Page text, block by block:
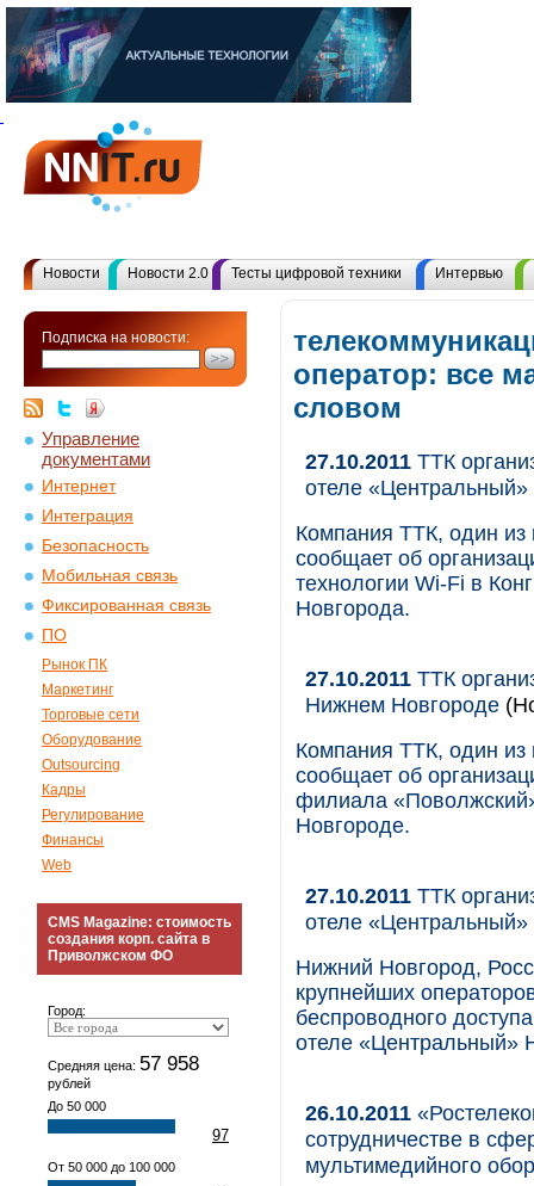
Новости Новости 2.0 Тесты цифровой техники Интервью
Подписка на новости:
Управление
документами
Интернет
Интеграция
Безопасность
Мобильная связь
Фиксированная связь
ПО
Рынок ПК
Маркетинг
Торговые сети
Оборудование
Outsourcing
Кадры
Регулирование
Финансы
Web
CMS Magazine: стоимость
создания корп. сайта в
Приволжском ФО
Город:
Средняя цена: 57 958
рублей
До 50 000
97
От 50 000 до 100 000
оператор: все
словом
27.10.2011 ТТК
отеле «Центральный»
Компания ТТК, один из
сообщает об
технологии Wi-Fi в
Новгорода.
27.10.2011 ТТК
Нижнем Новгороде
Компания ТТК, один из
сообщает об
филиала
Новгороде.
27.10.2011 ТТК
отеле «Центральный»
Нижний Новгород,
крупнейших
беспроводного
отеле «Центральный»
26.10.2011
сотрудничестве в
мультимедийного